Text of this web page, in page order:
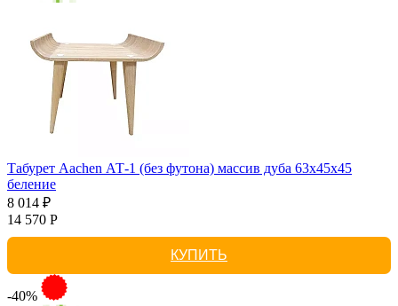
Табурет Aachen АТ-1 (без футона) массив дуба 63х45х45
беление
8 014 ₽
14 570 Р
КУПИТЬ
-40%